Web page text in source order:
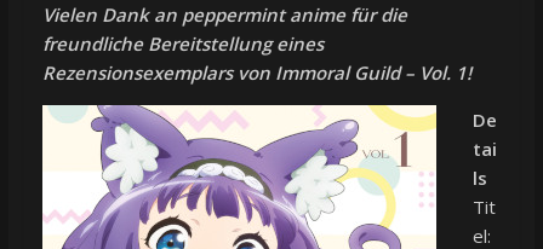
Vielen Dank an peppermint anime für die
freundliche Bereitstellung eines
Rezensionsexemplars von Immoral Guild – Vol. 1!
De
tai
ls
Tit
el: